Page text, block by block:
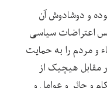
و دوشادوش آن
اعتراضات سیاسی
و مردم را به حمایت
مقابل هیچیک از
و جائر و عوامل و